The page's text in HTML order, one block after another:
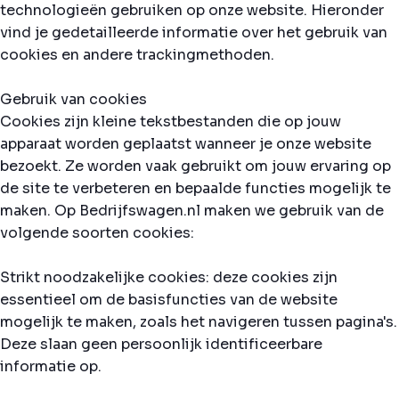
technologieën gebruiken op onze website. Hieronder
vind je gedetailleerde informatie over het gebruik van
cookies en andere trackingmethoden.
Gebruik van cookies
Cookies zijn kleine tekstbestanden die op jouw
apparaat worden geplaatst wanneer je onze website
bezoekt. Ze worden vaak gebruikt om jouw ervaring op
de site te verbeteren en bepaalde functies mogelijk te
maken. Op Bedrijfswagen.nl maken we gebruik van de
volgende soorten cookies:
Strikt noodzakelijke cookies: deze cookies zijn
essentieel om de basisfuncties van de website
mogelijk te maken, zoals het navigeren tussen pagina's.
Deze slaan geen persoonlijk identificeerbare
informatie op.